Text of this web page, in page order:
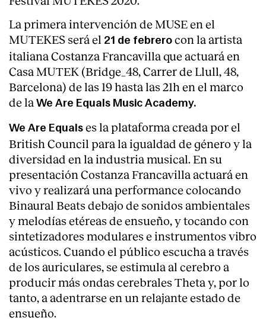
La primera intervención de MUSE en el
MUTEKES será el 21 de febrero con la artista
italiana Costanza Francavilla que actuará en
Casa MUTEK (Bridge_48, Carrer de Llull, 48,
Barcelona) de las 19 hasta las 21h en el marco
de la We Are Equals Music Academy.
We Are Equals es la plataforma creada por el
British Council para la igualdad de género y la
diversidad en la industria musical. En su
presentación Costanza Francavilla actuará en
vivo y realizará una performance colocando
Binaural Beats debajo de sonidos ambientales
y melodías etéreas de ensueño, y tocando con
sintetizadores modulares e instrumentos vibro
acústicos. Cuando el público escucha a través
de los auriculares, se estimula al cerebro a
producir más ondas cerebrales Theta y, por lo
tanto, a adentrarse en un relajante estado de
ensueño.